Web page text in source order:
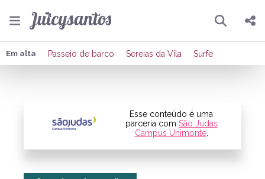
Pesquisar
Compartilhar
Publicar no Facebook
Em alta Passeio de barco Sereias da Vila Surfe
Esse conteúdo é uma
parceria com São Judas
Campus Unimonte.